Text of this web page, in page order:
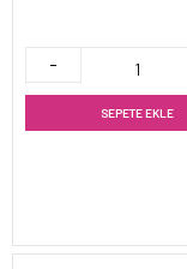
SEPETE EKLE